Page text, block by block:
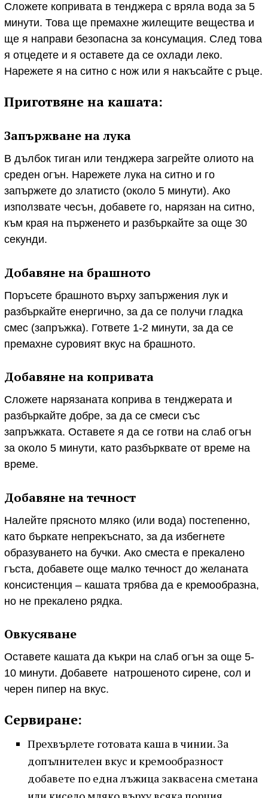
Сложете копривата в тенджера с вряла вода за 5
минути. Това ще премахне жилещите вещества и
ще я направи безопасна за консумация. След това
я отцедете и я оставете да се охлади леко.
Нарежете я на ситно с нож или я накъсайте с ръце.
Приготвяне на кашата:
Запържване на лука
В дълбок тиган или тенджера загрейте олиото на
среден огън. Нарежете лука на ситно и го
запържете до златисто (около 5 минути). Ако
използвате чесън, добавете го, нарязан на ситно,
към края на пърженето и разбъркайте за още 30
секунди.
Добавяне на брашното
Поръсете брашното върху запържения лук и
разбъркайте енергично, за да се получи гладка
смес (запръжка). Гответе 1-2 минути, за да се
премахне суровият вкус на брашното.
Добавяне на копривата
Сложете нарязаната коприва в тенджерата и
разбъркайте добре, за да се смеси със
запръжката. Оставете я да се готви на слаб огън
за около 5 минути, като разбърквате от време на
време.
Добавяне на течност
Налейте прясното мляко (или вода) постепенно,
като бъркате непрекъснато, за да избегнете
образуването на бучки. Ако сместа е прекалено
гъста, добавете още малко течност до желаната
консистенция – кашата трябва да е кремообразна,
но не прекалено рядка.
Овкусяване
Оставете кашата да къкри на слаб огън за още 5-
10 минути. Добавете натрошеното сирене, сол и
черен пипер на вкус.
Сервиране:
Прехвърлете готовата каша в чинии. За
допълнителен вкус и кремообразност
добавете по една лъжица заквасена сметана